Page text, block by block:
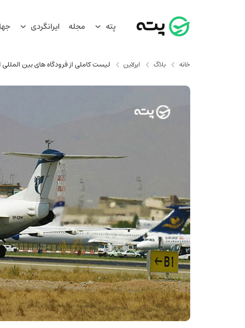
پته مجله ایرانگردی
خانه بلاگ ایرلاین لیست کاملی از فرودگاه های بین المللی